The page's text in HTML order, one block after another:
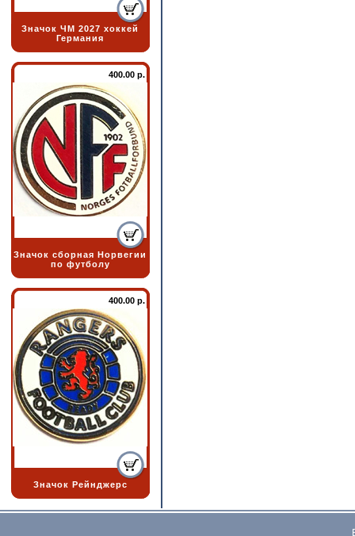
Значок ЧМ 2027 хоккей
Германия
400.00 р.
Значок сборная Норвегии
по футболу
400.00 р.
Значок Рейнджерс